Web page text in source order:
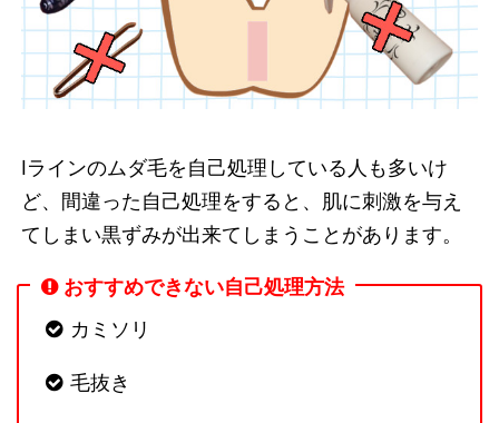
Iラインのムダ毛を自己処理している人も多いけ
ど、間違った自己処理をすると、肌に刺激を与え
てしまい黒ずみが出来てしまうことがあります。
おすすめできない自己処理方法
カミソリ
毛抜き